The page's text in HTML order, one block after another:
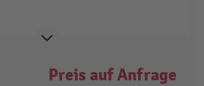
Preis auf Anfrage